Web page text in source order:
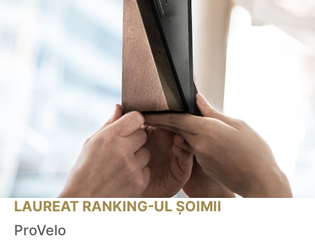
LAUREAT RANKING-UL ȘOIMII
ProVelo